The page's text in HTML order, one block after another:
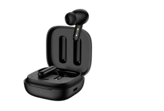
به‌خوبی در گوش فیکس می‌شود.
و مجهز شدن به سری سیلیکونی، به‌خوبی در گوش کاربر فیت
خارج نمی‌شوند. همان‌طور که پیش‌تر هم اشاره شد، به همراه
به کاربر این امکان را می‌دهند که وی متناسب با اندازه
قسمت بالایی ساقه هر یک از هدفون‌ها به شکل لمسی طراحی
به ذکر است که پایانه‌های شارژ و میکروفون‌ها نیز در قسمت